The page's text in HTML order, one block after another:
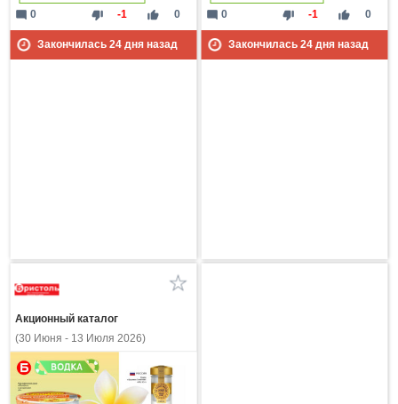
thumb_down -1 thumb_up 0
mode_comment 0
Закончилась 24дня назад
thumb_down -1 thumb_up 0
mode_comment 0
Закончилась 24дня назад
Акционный каталог
(30 Июня - 13 Июля 2026)